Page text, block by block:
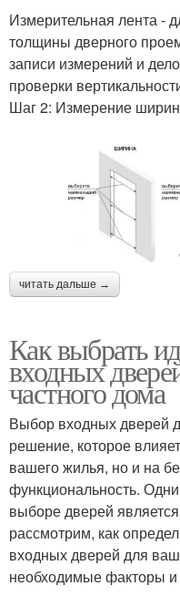
Измерительная лента -
толщины дверного
записи измерений и
проверки
Шаг 2: Измерение
читать дальше →
Как выбрать
входных
частного дома
Выбор входных дверей
решение, которое
вашего жилья, но и на
функциональность.
выборе дверей
рассмотрим, как
входных дверей для
необходимые факторы и